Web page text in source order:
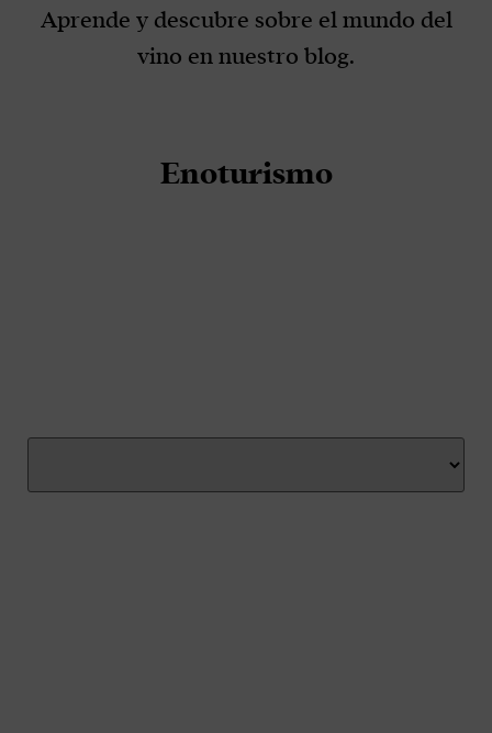
Aprende y descubre sobre el mundo del
vino en nuestro blog.
Enoturismo